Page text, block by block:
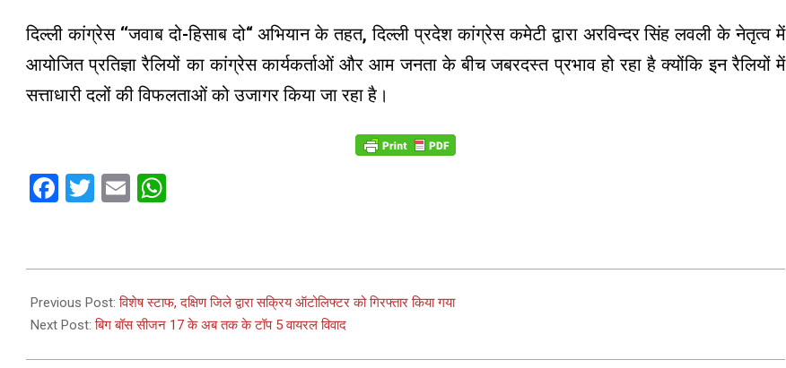
दिल्ली कांग्रेस ‘‘जवाब दो-हिसाब दो“ अभियान के तहत, दिल्ली प्रदेश कांग्रेस कमेटी द्वारा अरविन्दर सिंह लवली के नेतृत्व में
आयोजित प्रतिज्ञा रैलियों का कांग्रेस कार्यकर्ताओं और आम जनता के बीच जबरदस्त प्रभाव हो रहा है क्योंकि इन रैलियों में
सत्ताधारी दलों की विफलताओं को उजागर किया जा रहा है।
Facebook
Twitter
Email
12-
11
Previous Post:विशेष स्टाफ, दक्षिण जिले द्वारा सक्रिय ऑटोलिफ्टर को गिरफ्तार किया गया
Next Post:बिग बॉस सीजन 17 के अब तक के टॉप 5 वायरल विवाद